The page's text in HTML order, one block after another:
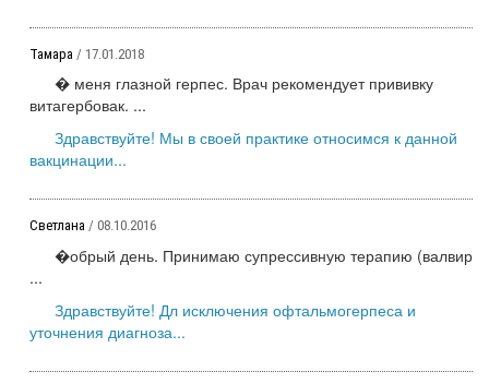
Тамара / 17.01.2018
� меня глазной герпес. Врач рекомендует прививку
витагербовак. ...
Здравствуйте! Мы в своей практике относимся к данной
вакцинации...
Светлана / 08.10.2016
�обрый день. Принимаю супрессивную терапию (валвир
...
Здравствуйте! Дл исключения офтальмогерпеса и
уточнения диагноза...